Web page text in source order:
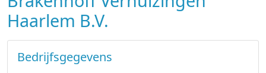
Haarlem B.V.
Bedrijfsgegevens